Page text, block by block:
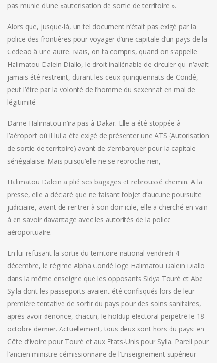
pas munie d’une «autorisation de sortie de territoire ».
Alors que, jusque-là, un tel document n’était pas exigé par la
police des frontières pour voyager d’une capitale d’un pays de la
Cedeao à une autre. Mais, on l’a compris, quand on s’appelle
Halimatou Dalein Diallo, le droit inaliénable de circuler qui n’avait
jamais été restreint, durant les deux quinquennats de Condé,
peut l’être par la volonté de l’homme du sexennat en mal de
légitimité
Dame Halimatou n’ira pas à Dakar. Elle a été stoppée à
l’aéroport où il lui a été exigé de présenter une ATS (Autorisation
de sortie de territoire) avant de s’embarquer pour la capitale
sénégalaise. Mais puisqu’elle ne se reproche rien,
Halimatou Dalein a plié ses bagages et rebroussé chemin. A la
presse, elle a déclaré que ne faisant l’objet d’aucune poursuite
judiciaire, avant de rentrer à son domicile, elle a cherché en vain
à en savoir davantage avec les autorités de la police
aéroportuaire.
En lui refusant la sortie du territoire national vendredi 4
décembre, le régime Alpha Condé loge Halimatou Dalein Diallo
dans la même enseigne que les opposants Sidya Touré et Abé
Sylla dont les passeports avaient été confisqués lors de leur
première tentative de sortir du pays pour des soins sanitaires,
après avoir dénoncé, chacun, le holdup électoral perpétré le 18
octobre dernier. Actuellement, tous deux sont hors du pays: en
Côte d’Ivoire pour Touré et aux Etats-Unis pour Sylla. Pareil pour
l’ancien ministre démissionnaire de l’Enseignement supérieur